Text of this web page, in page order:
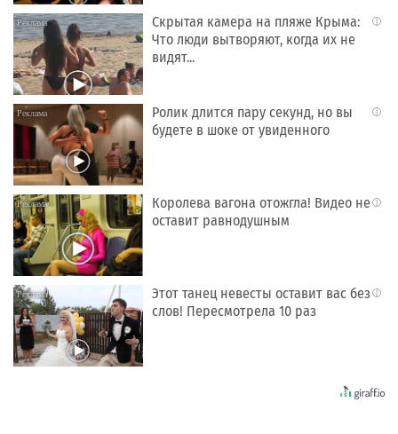
i
Скрытая камера на пляже Крыма:
Что люди вытворяют, когда их не
видят...
i
Ролик длится пару секунд, но вы
будете в шоке от увиденного
i
Королева вагона отожгла! Видео не
оставит равнодушным
i
Этот танец невесты оставит вас без
слов! Пересмотрела 10 раз